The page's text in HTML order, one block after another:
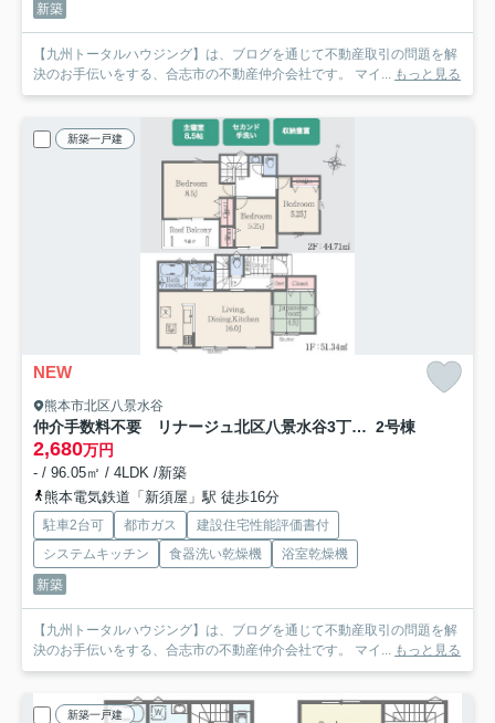
新築
【九州トータルハウジング】は、ブログを通じて不動産取引の問題を解
決のお手伝いをする、合志市の不動産仲介会社です。 マイ... もっと見る
新築一戸建
NEW
熊本市北区八景水谷
仲介手数料不要 リナージュ北区八景水谷3丁目第1期【城北小・中】 2号棟
2,680万円
- / 96.05㎡ / 4LDK /新築
熊本電気鉄道「新須屋」駅 徒歩16分
駐車2台可 都市ガス
建設住宅性能評価書付
システムキッチン
食器洗い乾燥機
浴室乾燥機
新築
【九州トータルハウジング】は、ブログを通じて不動産取引の問題を解
決のお手伝いをする、合志市の不動産仲介会社です。 マイ... もっと見る
新築一戸建